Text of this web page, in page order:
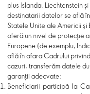
plus Islanda, Liechtenstein
destinatarii datelor se află
Statele Unite ale Americii
oferă un nivel de protecție
Europene (de exemplu,
află în afara Cadrului
cazuri, transferăm datele
garanții adecvate:
Beneficiarii participă la